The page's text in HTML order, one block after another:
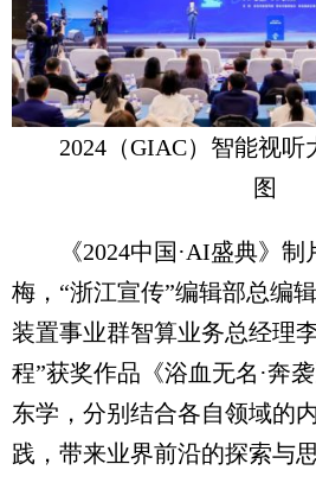
2024（GIAC）智能视
图
《2024中国·AI盛典》制
梅，“浙江宣传”编辑部总编
装置事业群智算业务总经理
程”获奖作品《浴血无名·奔
东学，分别结合各自领域的
践，带来业界前沿的探索与思